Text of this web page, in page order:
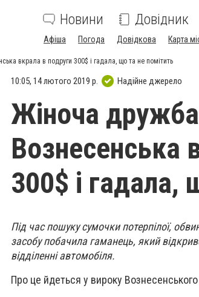
Новини Довідник
Афіша Погода Довідкова Карта
вкрала в подруги 300$ і гадала, що та не помітить
10:05, 14 лютого 2019 р. Надійне джерело
Жіноча
Вознесенська
300$ і гадала,
Під час пошуку сумочки потерпілої,
засобу побачила гаманець, який
відділенні автомобіля.
Про це йдеться у вироку